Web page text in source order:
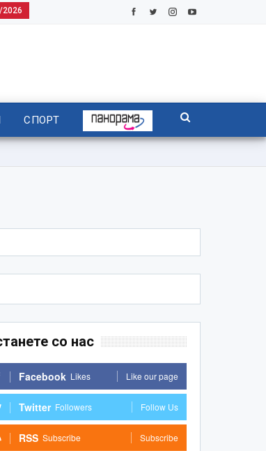
СПОРТ
со нас
Facebook Likes Like our page
Twitter Followers Follow Us
RSS Subscribe Subscribe